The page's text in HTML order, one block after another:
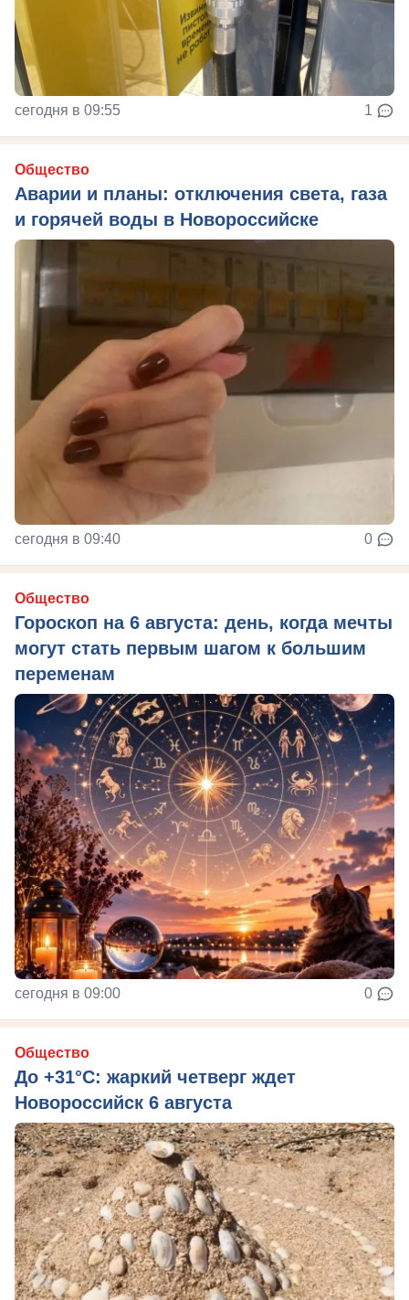
сегодня в 09:55 1
Общество
Аварии и планы: отключения света, газа
и горячей воды в Новороссийске
сегодня в 09:40 0
Общество
Гороскоп на 6 августа: день, когда мечты
могут стать первым шагом к большим
переменам
сегодня в 09:00 0
Общество
До +31°C: жаркий четверг ждет
Новороссийск 6 августа